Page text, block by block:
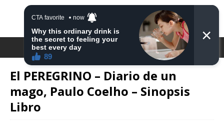
DESTACA2
El PEREGRINO – Diario de un
mago, Paulo Coelho – Sinopsis
Libro